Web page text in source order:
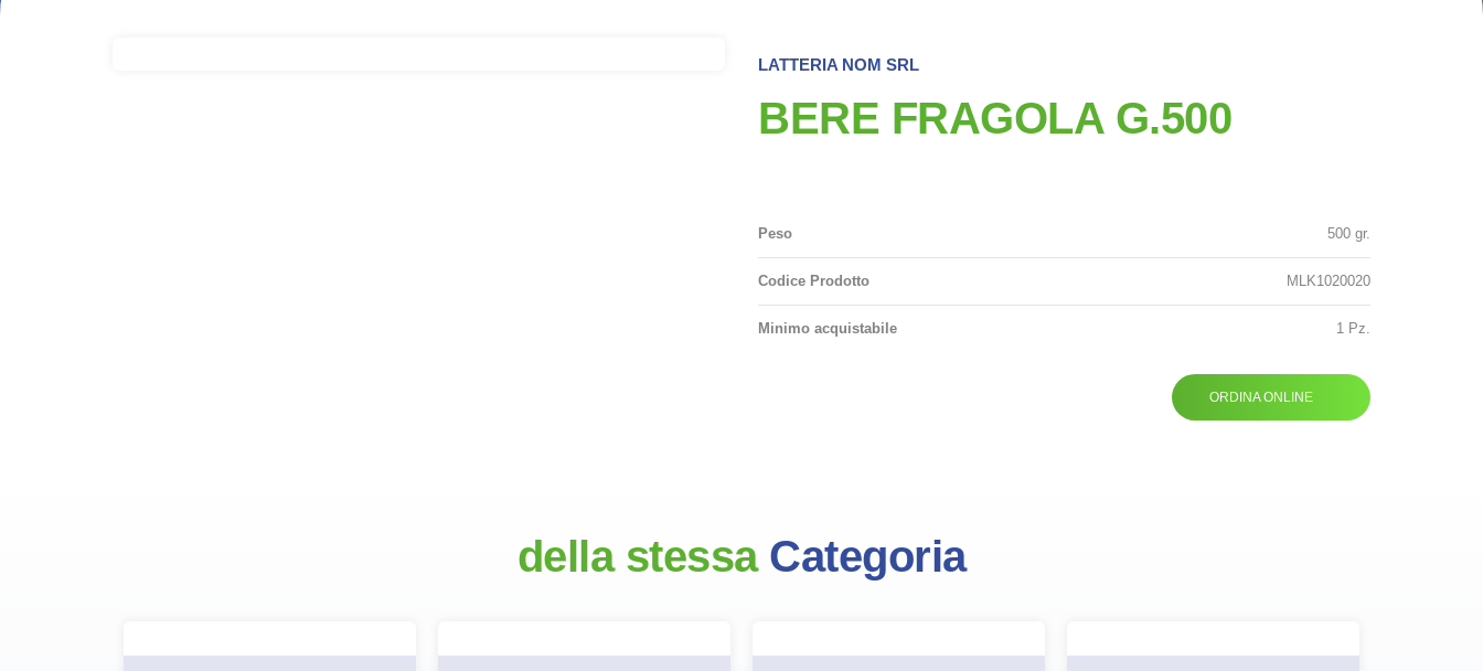
LATTERIA NOM SRL
BERE FRAGOLA G.500
Peso 500 gr.
Codice Prodotto MLK1020020
Minimo acquistabile 1 Pz.
ORDINA ONLINE
della stessa Categoria